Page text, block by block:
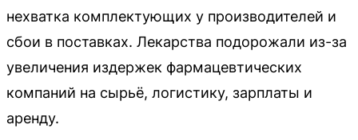
нехватка комплектующих у производителей и
сбои в поставках. Лекарства подорожали из-за
увеличения издержек фармацевтических
компаний на сырьё, логистику, зарплаты и
аренду.